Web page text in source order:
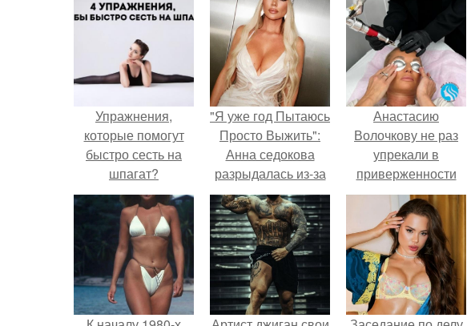
Упражнения,
которые помогут
быстро сесть на
шпагат?
"Я уже год Пытаюсь
Просто Выжить":
Анна седокова
разрыдалась из-за
жесткой травли и
проклятий в сети.
Анастасию
Волочкову не раз
упрекали в
приверженности
устаревшим бьюти -
процедурам.